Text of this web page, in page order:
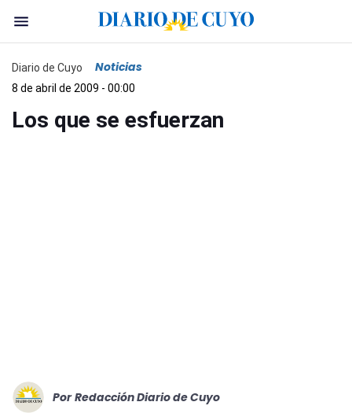
Diario de Cuyo Noticias
8 de abril de 2009 - 00:00
Los que se esfuerzan
Por Redacción Diario de Cuyo